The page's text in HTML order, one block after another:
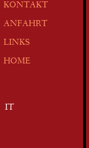
KONTAKT
ANFAHRT
LINKS
HOME
IT